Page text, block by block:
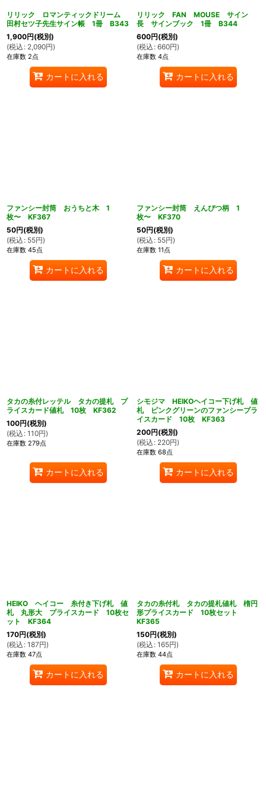
リリック ロマンティックドリーム
田村セツ子先生サイン帳 1冊 B343
1,900円(税別)
(税込 : 2,090円)
在庫数 2点
カートに入れる
リリック FAN MOUSE サイン
長 サインブック 1冊 B344
600円(税別)
(税込 : 660円)
在庫数 4点
カートに入れる
ファンシー封筒 おうちと木 1
枚〜 KF367
50円(税別)
(税込 : 55円)
在庫数 45点
カートに入れる
ファンシー封筒 えんぴつ柄 1
枚〜 KF370
50円(税別)
(税込 : 55円)
在庫数 11点
カートに入れる
タカの糸付レッテル タカの提札 プ
ライスカード値札 10枚 KF362
100円(税別)
(税込 : 110円)
在庫数 279点
カートに入れる
シモジマ HEIKOヘイコー下げ札 値
札 ピンクグリーンのファンシープラ
イスカード 10枚 KF363
200円(税別)
(税込 : 220円)
在庫数 68点
カートに入れる
HEIKO ヘイコー 糸付き下げ札 値
札 丸形大 プライスカード 10枚セ
ット KF364
170円(税別)
(税込 : 187円)
在庫数 47点
カートに入れる
タカの糸付札 タカの提札値札 楕円
形プライスカード 10枚セット
KF365
150円(税別)
(税込 : 165円)
在庫数 44点
カートに入れる